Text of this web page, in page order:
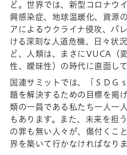
ど。世界では、新型コロナウ
興感染症、地球温暖化、資源
アによるウクライナ侵攻、パ
ける深刻な人道危機、日々状
ど、人類は、まさにVUCA（
性、曖昧性）の時代に直面し
国連サミットでは、「ＳＤＧ
題を解決するための目標を掲
類の一員である私たち一人一
もあります。また、未来を担
の罪も無い人々が、傷付くこ
界を築いて行かなければなりま